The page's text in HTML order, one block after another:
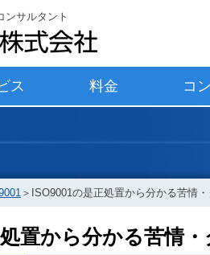
ンサルタント
ス 料金 コ
＞ ISO9001の是正処置から分かる苦情
置から分かる苦情